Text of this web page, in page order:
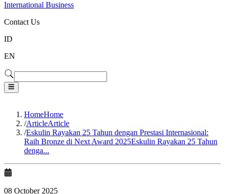
International Business
Contact Us
ID
EN
HomeHome
/ArticleArticle
/Eskulin Rayakan 25 Tahun dengan Prestasi Internasional:
Raih Bronze di Next Award 2025Eskulin Rayakan 25 Tahun
denga...
08 October 2025